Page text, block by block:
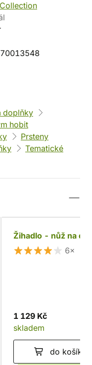
doplňky
hobit
Prsteny
Tematické
Žihadlo - nůž na
6×
1 129 Kč
skladem
do košíku